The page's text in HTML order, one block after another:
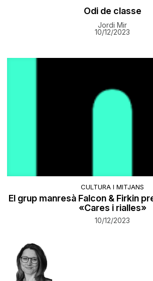
Odi de classe
Jordi Mir
10/12/2023
CULTURA I MITJANS
El grup manresà Falcon & Firkin
«Cares i rialles»
10/12/2023